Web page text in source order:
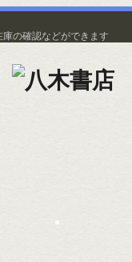
の確認などができます